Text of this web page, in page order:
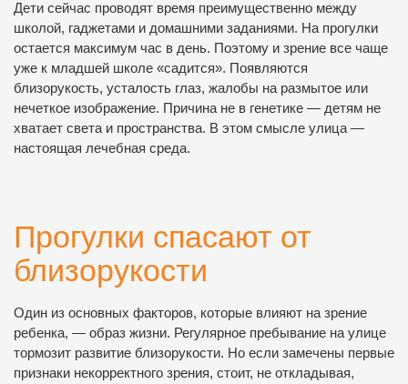
Дети сейчас проводят время преимущественно между
школой, гаджетами и домашними заданиями. На прогулки
остается максимум час в день. Поэтому и зрение все чаще
уже к младшей школе «садится». Появляются
близорукость, усталость глаз, жалобы на размытое или
нечеткое изображение. Причина не в генетике — детям не
хватает света и пространства. В этом смысле улица —
настоящая лечебная среда.
Прогулки спасают от
близорукости
Один из основных факторов, которые влияют на зрение
ребенка, — образ жизни. Регулярное пребывание на улице
тормозит развитие близорукости. Но если замечены первые
признаки некорректного зрения, стоит, не откладывая,